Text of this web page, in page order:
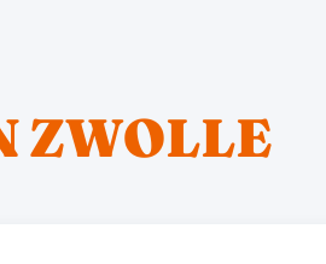
ZWOLLE